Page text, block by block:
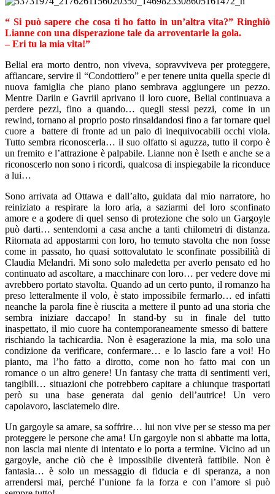
“ Si può sapere che cosa ti ho fatto in un’altra vita?” Ringhiò
Lianne con una disperazione tale da arroventarle la gola.
– Eri tu la mia vita!”
Belial era morto dentro, non viveva, sopravviveva per proteggere,
affiancare, servire il “Condottiero” e per tenere unita quella specie di
nuova famiglia che piano piano sembrava aggiungere un pezzo.
Mentre Dariin e Gavriil aprivano il loro cuore, Belial continuava a
perdere pezzi, fino a quando… quegli stessi pezzi, come in un
rewind, tornano al proprio posto rinsaldandosi fino a far tornare quel
cuore a battere di fronte ad un paio di inequivocabili occhi viola.
Tutto sembra riconoscerla… il suo olfatto si aguzza, tutto il corpo è
un fremito e l’attrazione è palpabile. Lianne non è Iseth e anche se a
riconoscerlo non sono i ricordi, qualcosa di inspiegabile la riconduce
a lui…
Sono arrivata ad Ottawa e dall’alto, guidata dal mio narratore, ho
reiniziato a respirare la loro aria, a saziarmi del loro sconfinato
amore e a godere di quel senso di protezione che solo un Gargoyle
può darti… sentendomi a casa anche a tanti chilometri di distanza.
Ritornata ad appostarmi con loro, ho temuto stavolta che non fosse
come in passato, ho quasi sottovalutato le sconfinate possibilità di
Claudia Melandri. Mi sono solo maledetta per averlo pensato ed ho
continuato ad ascoltare, a macchinare con loro… per vedere dove mi
avrebbero portato stavolta. Quando ad un certo punto, il romanzo ha
preso letteralmente il volo, è stato impossibile fermarlo… ed infatti
neanche la parola fine è riuscita a mettere il punto ad una storia che
sembra iniziare daccapo! In stand-by su in finale del tutto
inaspettato, il mio cuore ha contemporaneamente smesso di battere
rischiando la tachicardia. Non è esagerazione la mia, ma solo una
condizione da verificare, confermare… e lo lascio fare a voi! Ho
pianto, ma l’ho fatto a dirotto, come non ho fatto mai con un
romance o un altro genere! Un fantasy che tratta di sentimenti veri,
tangibili… situazioni che potrebbero capitare a chiunque trasportati
però su una base generata dal genio dell’autrice! Un vero
capolavoro, lasciatemelo dire.
Un gargoyle sa amare, sa soffrire… lui non vive per se stesso ma per
proteggere le persone che ama! Un gargoyle non si abbatte ma lotta,
non lascia mai niente di intentato e lo porta a termine. Vicino ad un
gargoyle, anche ciò che è impossibile diventerà fattibile. Non è
fantasia… è solo un messaggio di fiducia e di speranza, a non
arrendersi mai, perché l’unione fa la forza e con l’amore si può